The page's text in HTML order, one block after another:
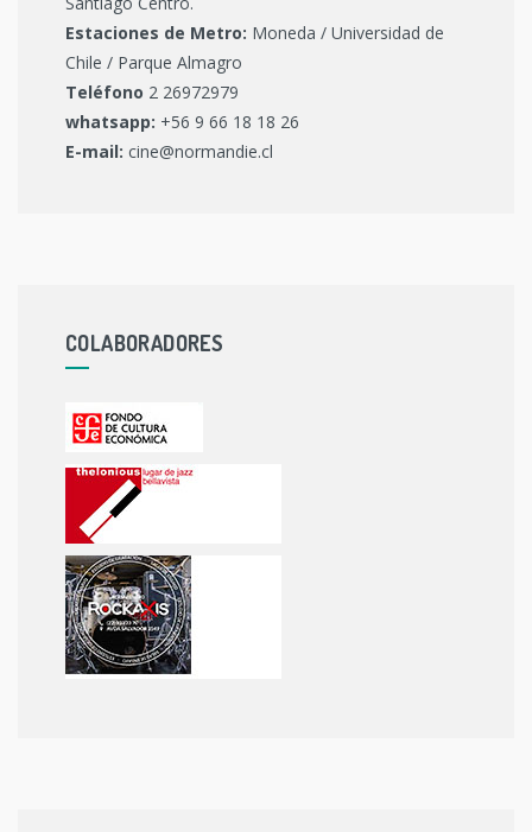
Estaciones de Metro: Moneda / Universidad de
Chile / Parque Almagro
Teléfono 2 26972979
whatsapp: +56 9 66 18 18 26
E-mail: cine@normandie.cl
COLABORADORES